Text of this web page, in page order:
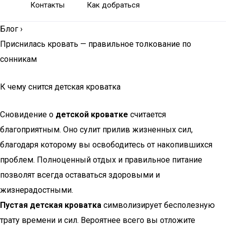
Контакты Как добраться
Блог ›
Приснилась кровать — правильное толкование по
сонникам
К чему снится детская кроватка
Сновидение о детской кроватке считается
благоприятным. Оно сулит прилив жизненных сил,
благодаря которому вы освободитесь от накопившихся
проблем. Полноценный отдых и правильное питание
позволят всегда оставаться здоровыми и
жизнерадостными.
Пустая детская кроватка символизирует бесполезную
трату времени и сил. Вероятнее всего вы отложите